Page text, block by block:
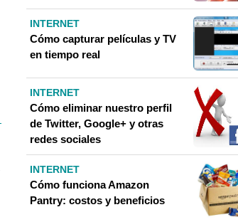
INTERNET
Cómo capturar películas y TV
en tiempo real
INTERNET
Cómo eliminar nuestro perfil
de Twitter, Google+ y otras
redes sociales
INTERNET
Cómo funciona Amazon
Pantry: costos y beneficios